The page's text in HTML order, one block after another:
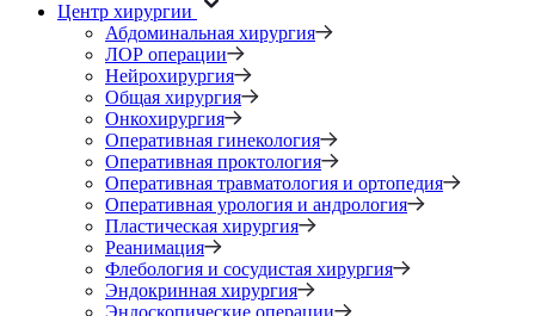
Центр хирургии
Абдоминальная хирургия
ЛОР операции
Нейрохирургия
Общая хирургия
Онкохирургия
Оперативная гинекология
Оперативная проктология
Оперативная травматология и ортопедия
Оперативная урология и андрология
Пластическая хирургия
Реанимация
Флебология и сосудистая хирургия
Эндокринная хирургия
Эндоскопические операции